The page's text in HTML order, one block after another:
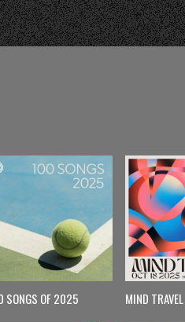
SONGS OF 2025 MIND TRAVEL